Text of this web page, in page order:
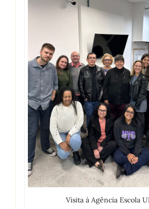
Visita à Agência Escola